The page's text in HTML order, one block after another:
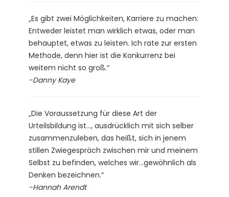
„Es gibt zwei Möglichkeiten, Karriere zu machen:
Entweder leistet man wirklich etwas, oder man
behauptet, etwas zu leisten. Ich rate zur ersten
Methode, denn hier ist die Konkurrenz bei
weitem nicht so groß.“
-Danny Kaye
„Die Voraussetzung für diese Art der
Urteilsbildung ist…, ausdrücklich mit sich selber
zusammenzuleben, das heißt, sich in jenem
stillen Zwiegespräch zwischen mir und meinem
Selbst zu befinden, welches wir…gewöhnlich als
Denken bezeichnen.“
-Hannah Arendt